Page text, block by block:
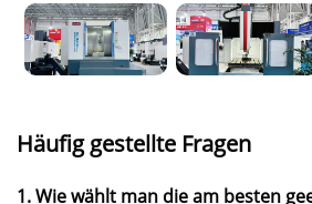
Häufig gestellte Fragen
1. Wie wählt man die am besten